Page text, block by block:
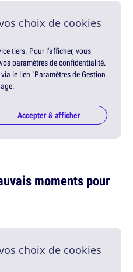
choix de cookies
tiers. Pour l'afficher, vous
paramètres de confidentialité.
le lien "Paramètres de Gestion
Accepter & afficher
moments pour
choix de cookies